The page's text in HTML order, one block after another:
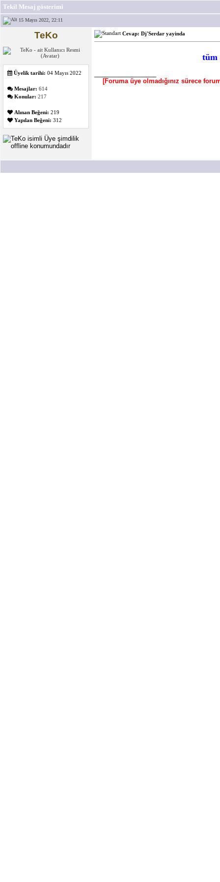
Tekil Mesaj gösterimi
15 Mayıs 2022, 22:11
TeKo
Üyelik tarihi: 04 Mayıs 2022
Mesajlar: 614
Konular: 217
Alınan Beğeni: 219
Yapılan Beğeni: 312
Cevap: Dj'Serdar yayinda
tüm
[Foruma üye olmadığınız sürece